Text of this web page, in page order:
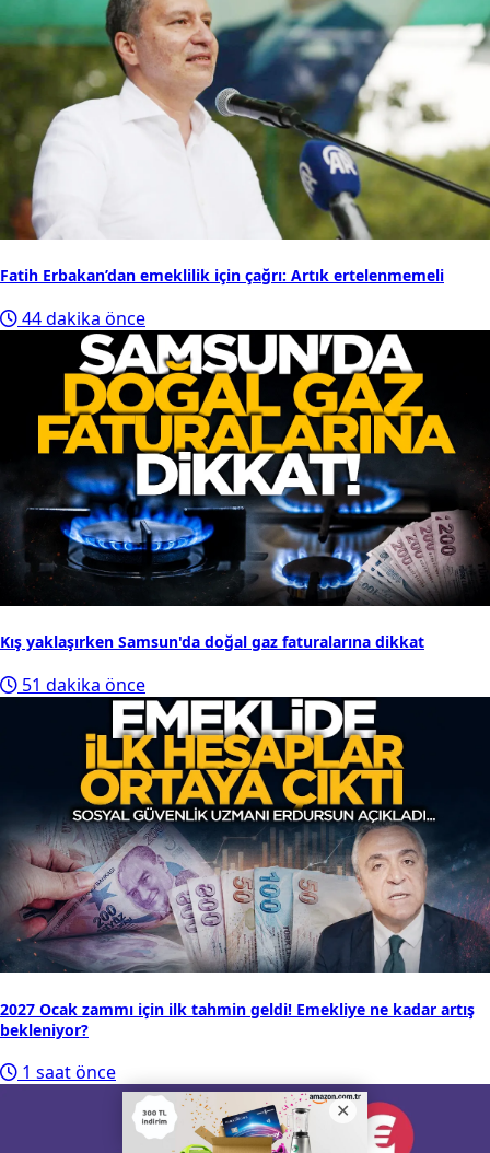
Fatih Erbakan’dan emeklilik için çağrı: Artık ertelenmemeli
44 dakika önce
Kış yaklaşırken Samsun'da doğal gaz faturalarına dikkat
51 dakika önce
2027 Ocak zammı için ilk tahmin geldi! Emekliye ne kadar artış
bekleniyor?
1 saat önce